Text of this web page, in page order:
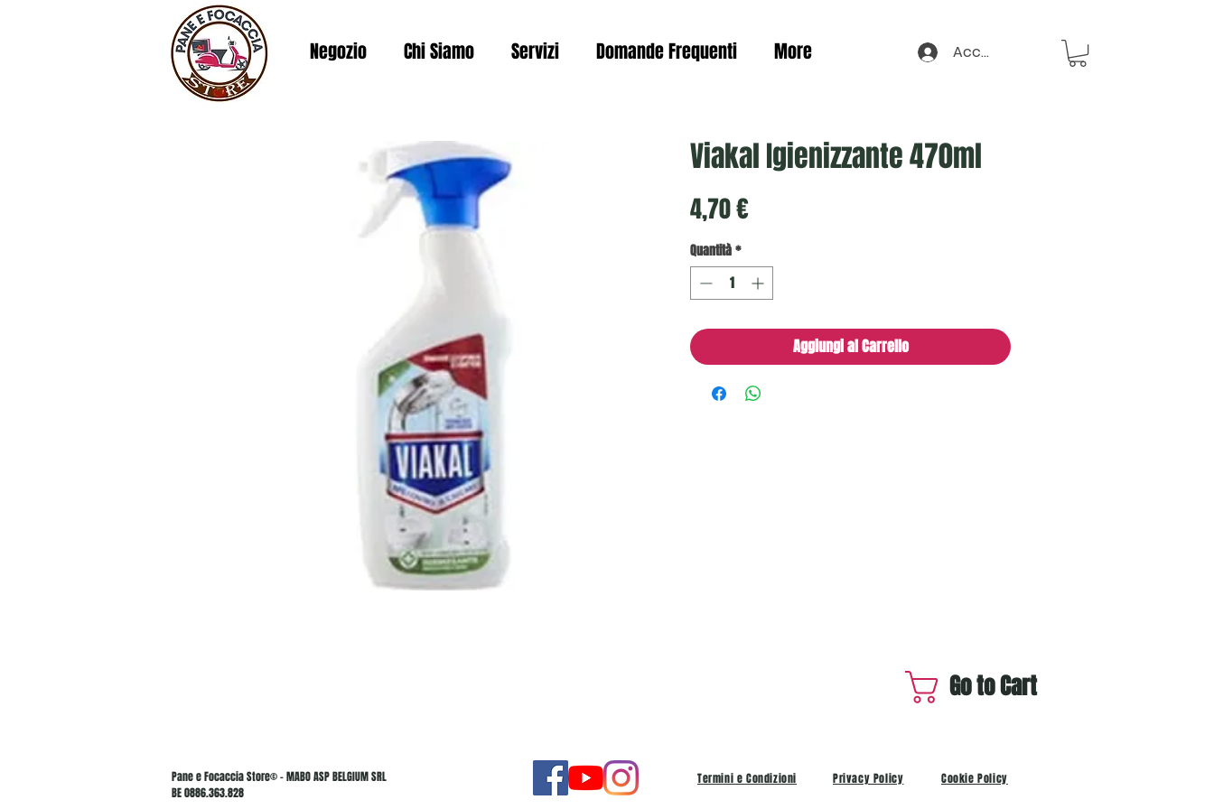
Negozio Chi Siamo Servizi Domande Frequenti More Accedi
Viakal Igienizzante 470ml
4,70 €Prezzo
Quantità*
Aggiungi al Carrello
Go to Cart
Pane e Focaccia Store© - MABO ASP BELGIUM SRL
BE 0886.363.828
Termini e Condizioni Privacy Policy Cookie Policy